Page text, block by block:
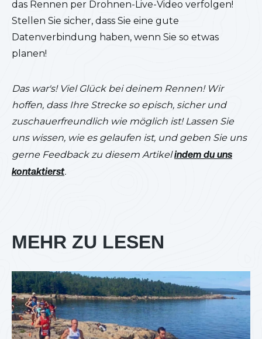
das Rennen per Drohnen-Live-Video verfolgen!
Stellen Sie sicher, dass Sie eine gute
Datenverbindung haben, wenn Sie so etwas
planen!
Das war's! Viel Glück bei deinem Rennen! Wir
hoffen, dass Ihre Strecke so episch, sicher und
zuschauerfreundlich wie möglich ist! Lassen Sie
uns wissen, wie es gelaufen ist, und geben Sie uns
gerne Feedback zu diesem Artikelindem du uns
kontaktierst.
MEHR ZU LESEN